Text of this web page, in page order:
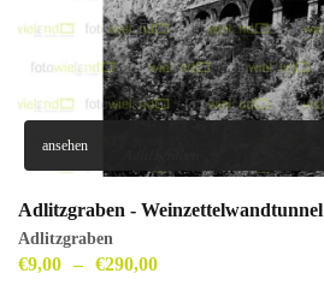
ansehen
Adlitzgraben - Weinzettelwandtunnel
Adlitzgraben
€9,00 – €290,00